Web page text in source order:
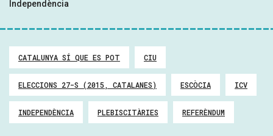
Independència
CATALUNYA SÍ QUE ES POT CIU
ELECCIONS 27-S (2015, CATALANES) ESCÒCIA ICV
INDEPENDÈNCIA PLEBISCITÀRIES REFERÈNDUM